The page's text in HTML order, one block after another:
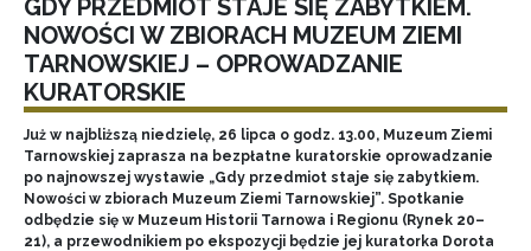
GDY PRZEDMIOT STAJE SIĘ ZABYTKIEM.
NOWOŚCI W ZBIORACH MUZEUM ZIEMI
TARNOWSKIEJ – OPROWADZANIE
KURATORSKIE
Już w najbliższą niedzielę, 26 lipca o godz. 13.00, Muzeum Ziemi
Tarnowskiej zaprasza na bezpłatne kuratorskie oprowadzanie
po najnowszej wystawie „Gdy przedmiot staje się zabytkiem.
Nowości w zbiorach Muzeum Ziemi Tarnowskiej”. Spotkanie
odbędzie się w Muzeum Historii Tarnowa i Regionu (Rynek 20–
21), a przewodnikiem po ekspozycji będzie jej kuratorka Dorota